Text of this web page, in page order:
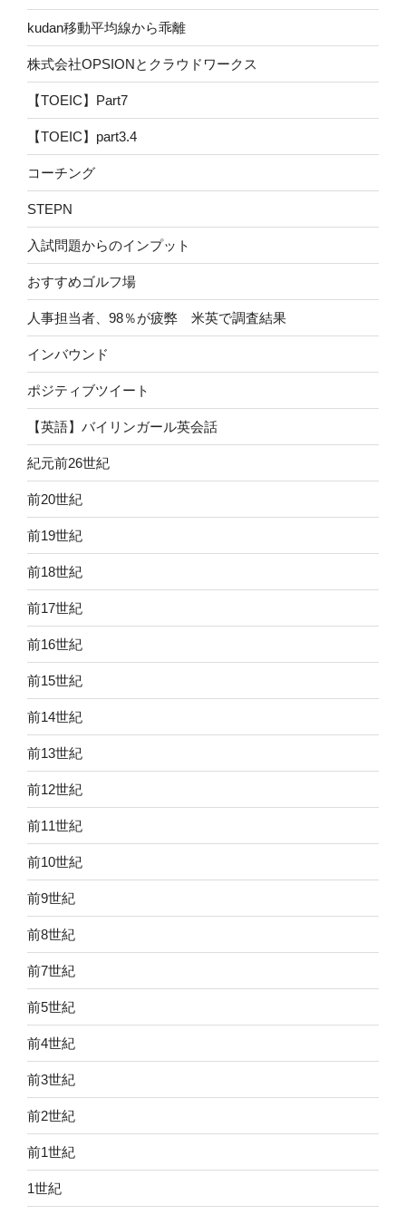
kudan移動平均線から乖離
株式会社OPSIONとクラウドワークス
【TOEIC】Part7
【TOEIC】part3.4
コーチング
STEPN
入試問題からのインプット
おすすめゴルフ場
人事担当者、98％が疲弊 米英で調査結果
インバウンド
ポジティブツイート
【英語】バイリンガール英会話
紀元前26世紀
前20世紀
前19世紀
前18世紀
前17世紀
前16世紀
前15世紀
前14世紀
前13世紀
前12世紀
前11世紀
前10世紀
前9世紀
前8世紀
前7世紀
前5世紀
前4世紀
前3世紀
前2世紀
前1世紀
1世紀